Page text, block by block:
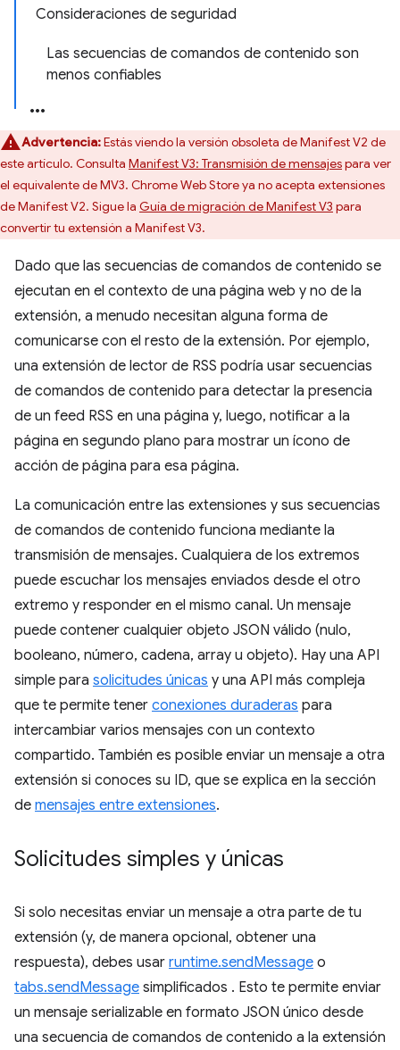
Consideraciones de seguridad
Las secuencias de comandos de contenido son
menos confiables
Advertencia:Estás viendo la versión obsoleta de Manifest V2 de
este artículo. Consulta Manifest V3: Transmisión de mensajespara ver
el equivalente de MV3. Chrome Web Store ya no acepta extensiones
de Manifest V2. Sigue la Guía de migración de Manifest V3 para
convertir tu extensión a Manifest V3.
Dado que las secuencias de comandos de contenido se
ejecutan en el contexto de una página web y no de la
extensión, a menudo necesitan alguna forma de
comunicarse con el resto de la extensión. Por ejemplo,
una extensión de lector de RSS podría usar secuencias
de comandos de contenido para detectar la presencia
de un feed RSS en una página y, luego, notificar a la
página en segundo plano para mostrar un ícono de
acción de página para esa página.
La comunicación entre las extensiones y sus secuencias
de comandos de contenido funciona mediante la
transmisión de mensajes. Cualquiera de los extremos
puede escuchar los mensajes enviados desde el otro
extremo y responder en el mismo canal. Un mensaje
puede contener cualquier objeto JSON válido (nulo,
booleano, número, cadena, array u objeto). Hay una API
simple para solicitudes únicas y una API más compleja
que te permite tener conexiones duraderas para
intercambiar varios mensajes con un contexto
compartido. También es posible enviar un mensaje a otra
extensión si conoces su ID, que se explica en la sección
de mensajes entre extensiones.
Solicitudes simples y únicas
Si solo necesitas enviar un mensaje a otra parte de tu
extensión (y, de manera opcional, obtener una
respuesta), debes usar runtime.sendMessage o
tabs.sendMessage simplificados . Esto te permite enviar
un mensaje serializable en formato JSON único desde
una secuencia de comandos de contenido a la extensión